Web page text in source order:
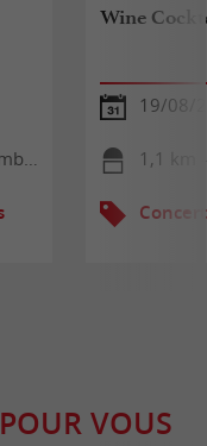
Wine
19/08/
1,1 km -
POUR VOUS